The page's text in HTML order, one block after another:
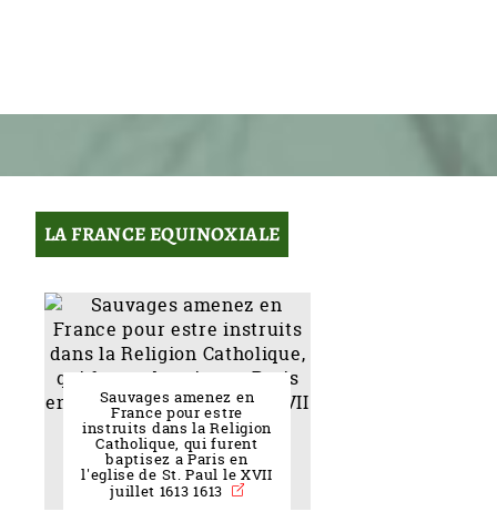
LA FRANCE EQUINOXIALE
Sauvages amenez en
France pour estre
instruits dans la Religion
Catholique, qui furent
baptisez a Paris en
l'eglise de St. Paul le XVII
juillet 1613 1613